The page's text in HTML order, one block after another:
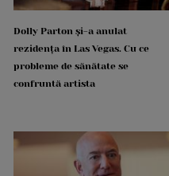
Dolly Parton și-a anulat
rezidența în Las Vegas. Cu ce
probleme de sănătate se
confruntă artista